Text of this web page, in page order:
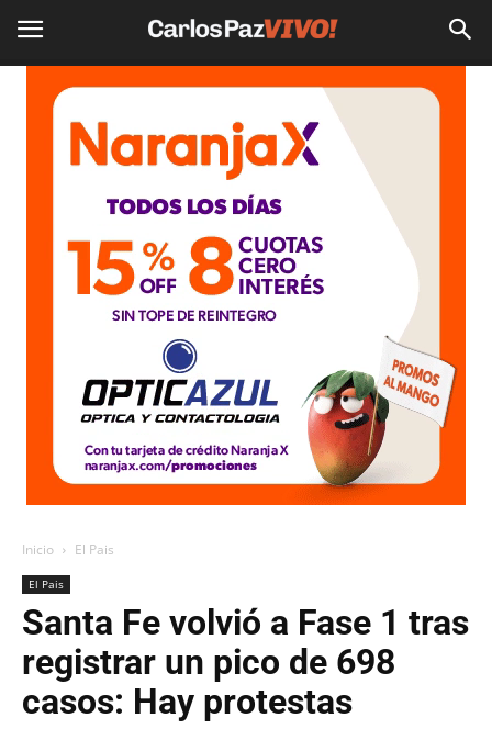
Inicio El Pais
El Pais
Santa Fe volvió a Fase 1 tras
registrar un pico de 698
casos: Hay protestas